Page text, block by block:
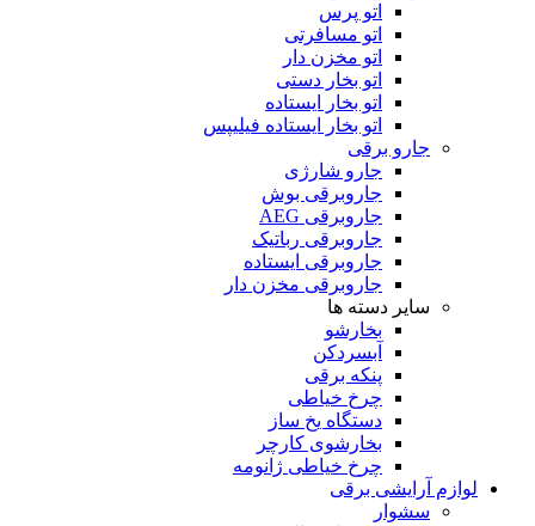
اتو پرس
اتو مسافرتی
اتو مخزن دار
اتو بخار دستی
اتو بخار ایستاده
اتو بخار ایستاده فیلیپس
جارو برقی
جارو شارژی
جاروبرقی بوش
جاروبرقی AEG
جاروبرقی رباتیک
جاروبرقی ایستاده
جاروبرقی مخزن دار
سایر دسته ها
بخارشو
آبسردکن
پنکه برقی
چرخ خیاطی
دستگاه یخ ساز
بخارشوی کارچر
چرخ خیاطی ژانومه
لوازم آرایشی برقی
سشوار